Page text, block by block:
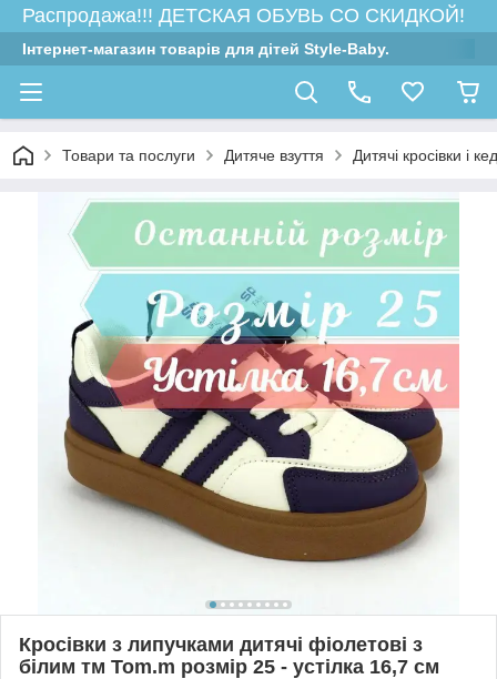
Распродажа!!! ДЕТСКАЯ ОБУВЬ СО СКИДКОЙ!
Інтернет-магазин товарів для дітей Style-Baby.
Товари та послуги Дитяче взуття Дитячі кросівки і
Кросівки з липучками дитячі фіолетові з
білим тм Tom.m розмір 25 - устілка 16,7 см